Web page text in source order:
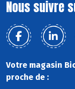
Nous suivre
Votre magasin
proche de :